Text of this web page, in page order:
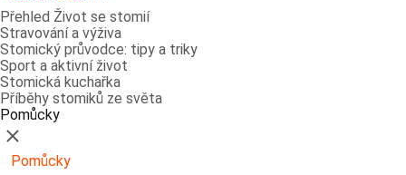
Přehled Život se stomií
Stravování a výživa
Stomický průvodce: tipy a triky
Sport a aktivní život
Stomická kuchařka
Příběhy stomiků ze světa
Pomůcky
Zavřít
Pomůcky